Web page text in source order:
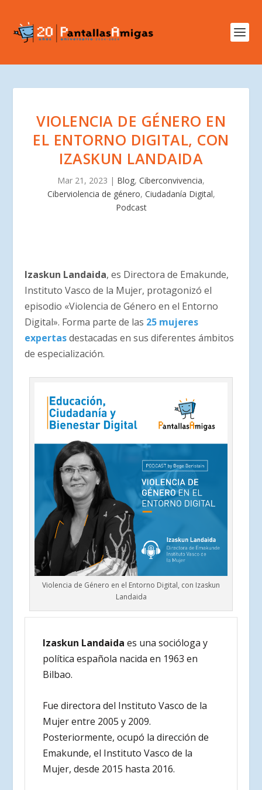
VIOLENCIA DE GÉNERO EN
EL ENTORNO DIGITAL, CON
IZASKUN LANDAIDA
Mar 21, 2023 | Blog, Ciberconvivencia,
Ciberviolencia de género, Ciudadanía Digital,
Podcast
Izaskun Landaida, es Directora de Emakunde,
Instituto Vasco de la Mujer, protagonizó el
episodio «Violencia de Género en el Entorno
Digital». Forma parte de las 25 mujeres
expertasdestacadas en sus diferentes ámbitos
de especialización.
Violencia de Género en el Entorno Digital, con Izaskun
Landaida
Izaskun Landaida es una socióloga y
política española nacida en 1963 en
Bilbao.
Fue directora del Instituto Vasco de la
Mujer entre 2005 y 2009.
Posteriormente, ocupó la dirección de
Emakunde, el Instituto Vasco de la
Mujer, desde 2015 hasta 2016.